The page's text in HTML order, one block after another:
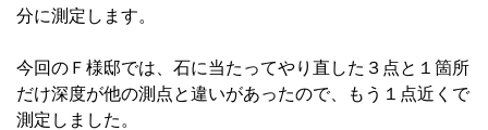
分に測定します。
今回のＦ様邸では、石に当たってやり直した３点と１箇所
だけ深度が他の測点と違いがあったので、もう１点近くで
測定しました。